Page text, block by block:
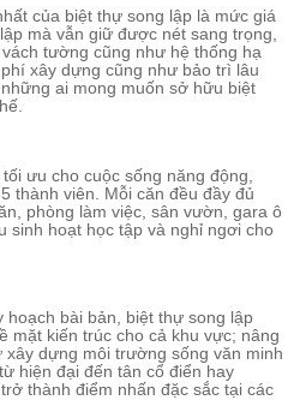
của biệt thự song lập là mức giá
mà vẫn giữ được nét sang trọng,
tường cũng như hệ thống hạ
xây dựng cũng như bảo trì lâu
ai mong muốn sở hữu biệt
ưu cho cuộc sống năng động,
thành viên. Mỗi căn đều đầy đủ
phòng làm việc, sân vườn, gara ô
hoạt học tập và nghỉ ngơi cho
hoạch bài bản, biệt thự song lập
mặt kiến trúc cho cả khu vực; nâng
dựng môi trường sống văn minh
hiện đại đến tân cổ điển hay
thành điểm nhấn đặc sắc tại các